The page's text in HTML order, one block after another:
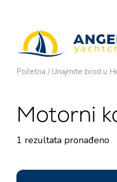
Početna / Unajmite brod u
Motorni
1 rezultata pronađeno